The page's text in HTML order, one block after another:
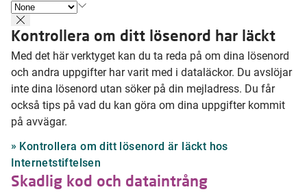
Kontrollera om ditt lösenord har läckt
Med det här verktyget kan du ta reda på om dina lösenord
och andra uppgifter har varit med i dataläckor. Du avslöjar
inte dina lösenord utan söker på din mejladress. Du får
också tips på vad du kan göra om dina uppgifter kommit
på avvägar.
Kontrollera om ditt lösenord är läckt hos
Internetstiftelsen
Skadlig kod och dataintrång